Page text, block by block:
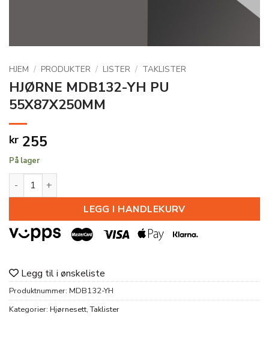
HJEM / PRODUKTER / LISTER / TAKLISTER
HJØRNE MDB132-YH PU
55X87X250MM
kr 255
På lager
HJØRNE MDB132-YH PU 55X87X250MM antall
LEGG I HANDLEKURV
Legg til i ønskeliste
Produktnummer: MDB132-YH
Kategorier: Hjørnesett,Taklister